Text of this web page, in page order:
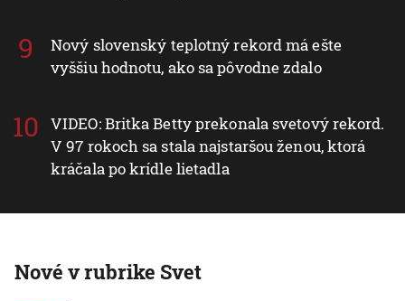
Nový slovenský teplotný rekord má ešte
vyššiu hodnotu, ako sa pôvodne zdalo
VIDEO: Britka Betty prekonala svetový rekord.
V 97 rokoch sa stala najstaršou ženou, ktorá
kráčala po krídle lietadla
Nové v rubrike Svet